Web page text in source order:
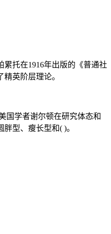
托在1916年出版的《普通社
英阶层理论。
学者谢尔顿在研究体态和
型、瘦长型和( )。